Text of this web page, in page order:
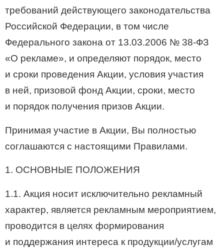
требований действующего законодательства
Российской Федерации, в том числе
Федерального закона от 13.03.2006 № 38-ФЗ
«О рекламе», и определяют порядок, место
и сроки проведения Акции, условия участия
в ней, призовой фонд Акции, сроки, место
и порядок получения призов Акции.
Принимая участие в Акции, Вы полностью
соглашаются с настоящими Правилами.
1. ОСНОВНЫЕ ПОЛОЖЕНИЯ
1.1. Акция носит исключительно рекламный
характер, является рекламным мероприятием,
проводится в целях формирования
и поддержания интереса к продукции/услугам